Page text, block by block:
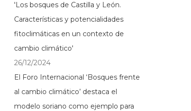
'Los bosques de Castilla y León.
Características y potencialidades
fitoclimáticas en un contexto de
cambio climático'
26/12/2024
El Foro Internacional ‘Bosques frente
al cambio climático’ destaca el
modelo soriano como ejemplo para